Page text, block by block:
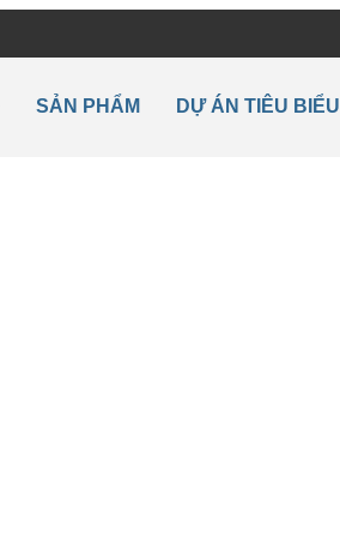
SẢN PHẨM DỰ ÁN TIÊU BIỂU